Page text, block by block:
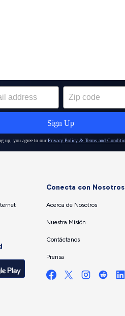
Conecta con Nosotros
Acerca de Nosotros
Nuestra Misión
Contáctanos
Prensa